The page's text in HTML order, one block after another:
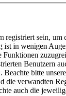
registriert sein, um
ist in wenigen
Funktionen
Benutzern
Beachte bitte unsere
die verwandten
auch die